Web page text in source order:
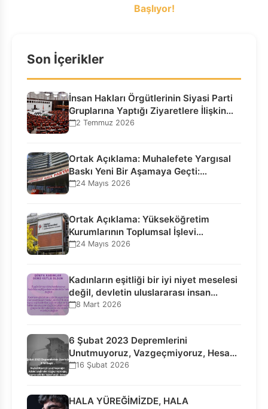
Başlıyor!
Son İçerikler
İnsan Hakları Örgütlerinin Siyasi Parti
Gruplarına Yaptığı Ziyaretlere İlişkin
Bilgilendirme…
2 Temmuz 2026
Ortak Açıklama: Muhalefete Yargısal
Baskı Yeni Bir Aşamaya Geçti:
Seçilmiş…
24 Mayıs 2026
Ortak Açıklama: Yükseköğretim
Kurumlarının Toplumsal İşlevi
Kurucularının Ticari Akıbetine
24 Mayıs 2026
Kadınların eşitliği bir iyi niyet meselesi
değil, devletin uluslararası insan…
8 Mart 2026
6 Şubat 2023 Depremlerini
Unutmuyoruz, Vazgeçmiyoruz, Hesap
Sorulmasını İstiyoruz!
16 Şubat 2026
HALA YÜREĞİMİZDE, HALA